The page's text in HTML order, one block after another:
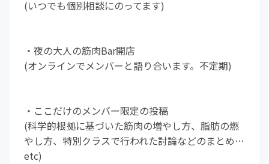
(いつでも個別相談にのってます)
︎・夜の大人の筋肉Bar開店
(オンラインでメンバーと語り合います。不定期)
︎・ここだけのメンバー限定の投稿
(科学的根拠に基づいた筋肉の増やし方、脂肪の燃
やし方、特別クラスで行われた討論などのまとめ…
etc)